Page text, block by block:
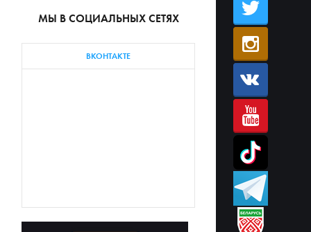
МЫ В СОЦИАЛЬНЫХ СЕТЯХ
ВКОНТАКТЕ